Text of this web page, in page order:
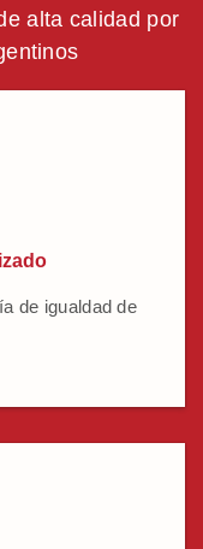
alta calidad por
de igualdad de